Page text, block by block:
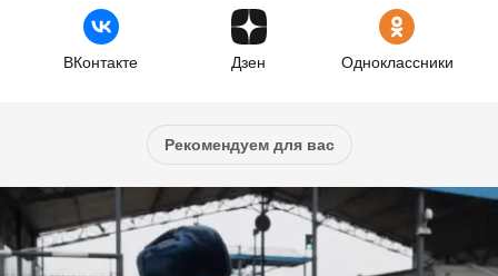
ВКонтакте Дзен Одноклассники
Рекомендуем для вас